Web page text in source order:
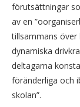
förutsättningar
av en
tillsammans över
dynamiska
deltagarna
föränderliga och
skolan”.